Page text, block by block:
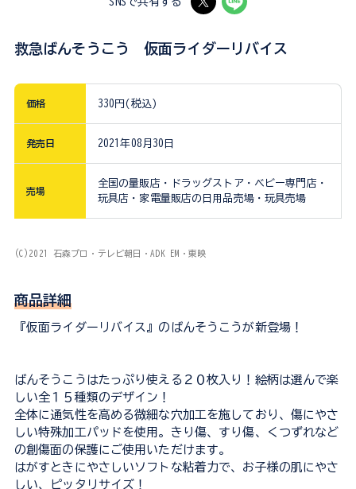
救急ばんそうこう 仮面ライダーリバイス
価格 330円(税込)
発売日 2021年08月30日
売場
全国の量販店・ドラッグストア・ベビー専門店・
玩具店・家電量販店の日用品売場・玩具売場
(C)2021 石森プロ・テレビ朝日・ADK EM・東映
商品詳細
『仮面ライダーリバイス』のばんそうこうが新登場！
ばんそうこうはたっぷり使える２０枚入り！絵柄は選んで楽
しい全１５種類のデザイン！
全体に通気性を高める微細な穴加工を施しており、傷にやさ
しい特殊加工パッドを使用。きり傷、すり傷、くつずれなど
の創傷面の保護にご使用いただけます。
はがすときにやさしいソフトな粘着力で、お子様の肌にやさ
しい、ピッタリサイズ！